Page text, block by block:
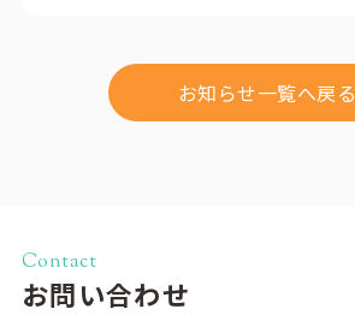
お知らせ一覧へ戻る
Contact
お問い合わせ